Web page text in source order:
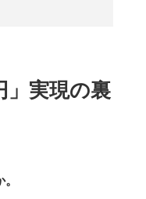
」実現の裏